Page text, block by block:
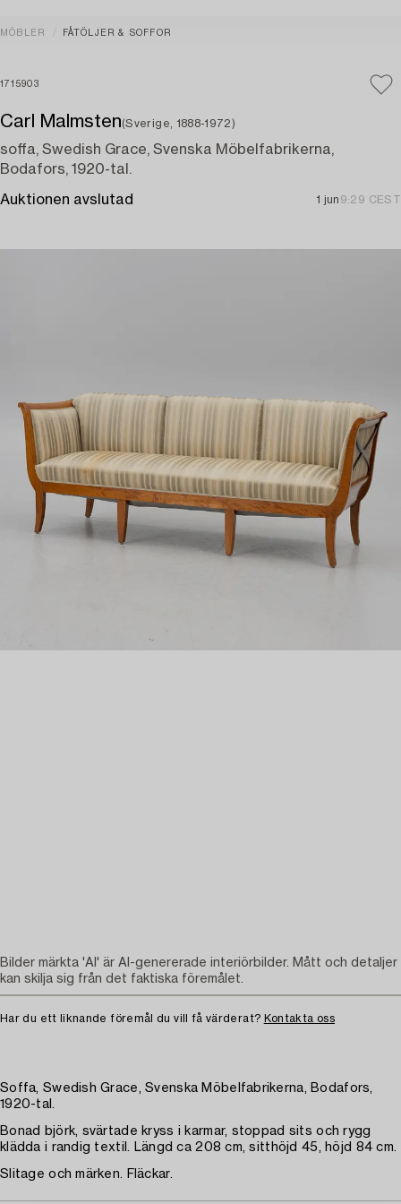
MÖBLER FÅTÖLJER & SOFFOR
1715903
Carl Malmsten(Sverige, 1888-1972)
soffa, Swedish Grace, Svenska Möbelfabrikerna,
Bodafors, 1920-tal.
Auktionen avslutad 1 jun 9:29 CEST
Har du ett liknande föremål du vill få värderat? Kontakta oss
Soffa, Swedish Grace, Svenska Möbelfabrikerna, Bodafors,
1920-tal.
Bonad björk, svärtade kryss i karmar, stoppad sits och rygg
klädda i randig textil. Längd ca 208 cm, sitthöjd 45, höjd 84 cm.
Slitage och märken. Fläckar.
Bilder märkta 'AI' är AI-genererade interiörbilder. Mått och detaljer
kan skilja sig från det faktiska föremålet.